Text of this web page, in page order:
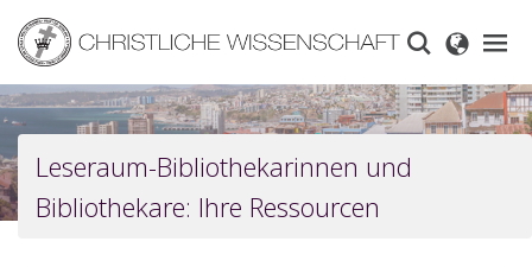
main
content
Leseraum-Bibliothekarinnen und
Bibliothekare: Ihre Ressourcen